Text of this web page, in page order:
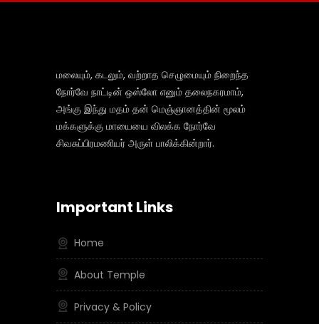
மலையும், கடலும், வற்றாத செழுமையும் நிறைந்த
நோர்வே நாட்டின் ஒஸ்லோ எனும் தலைநகரமாம்,
அங்கு இந்து மதம் தன் மெஞ்ஞானத்தின் மூலம்
மக்களுக்கு மாயையை விலக்க நோர்வே
சிவசுப்பிரமணியர் அருள் பாலிக்கின்றார்.
Important Links
Home
About Temple
Privacy & Policy